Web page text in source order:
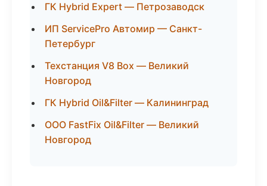
ГК Hybrid Expert — Петрозаводск
ИП ServicePro Автомир — Санкт-
Петербург
Техстанция V8 Box — Великий
Новгород
ГК Hybrid Oil&Filter — Калининград
ООО FastFix Oil&Filter — Великий
Новгород